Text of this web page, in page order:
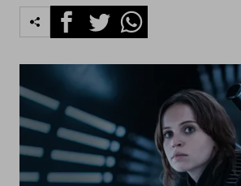
FacebookTwitterWhatsapp